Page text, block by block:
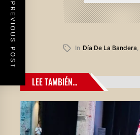
In Día De La Bandera
PREVIOUS POST
LEE TAMBIÉN...